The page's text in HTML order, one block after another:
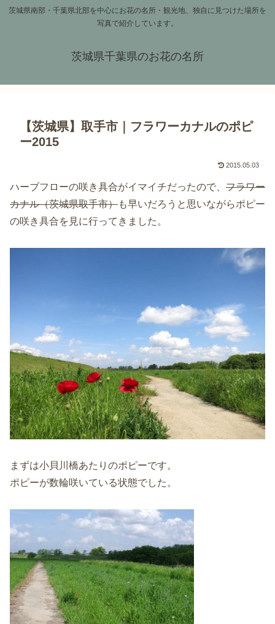
茨城県南部・千葉県北部を中心にお花の名所・観光地、独自に見つけた場所を
写真で紹介しています。
茨城県千葉県のお花の名所
【茨城県】取手市｜フラワーカナルのポピ
ー2015
2015.05.03
ハーブフローの咲き具合がイマイチだったので、 フラワー
カナル（茨城県取手市）も早いだろうと思いながらポピー
の咲き具合を見に行ってきました。
まずは小貝川橋あたりのポピーです。
ポピーが数輪咲いている状態でした。